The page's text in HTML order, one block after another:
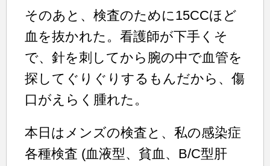
そのあと、検査のために15CCほど
血を抜かれた。看護師が下手くそ
で、針を刺してから腕の中で血管を
探してぐりぐりするもんだから、傷
口がえらく腫れた。
本日はメンズの検査と、私の感染症
各種検査 (血液型、貧血、B/C型肝